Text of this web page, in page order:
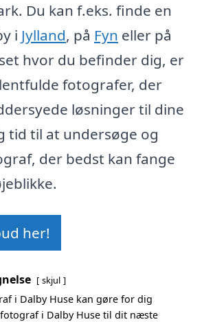
Du kan f.eks. finde en
i Jylland, på Fyn eller på
hvor du befinder dig, er
fotografer, der
løsninger til dine
tid til at undersøge og
der bedst kan fange
her!
skjul
i Dalby Huse kan gøre for dig
i Dalby Huse til dit næste